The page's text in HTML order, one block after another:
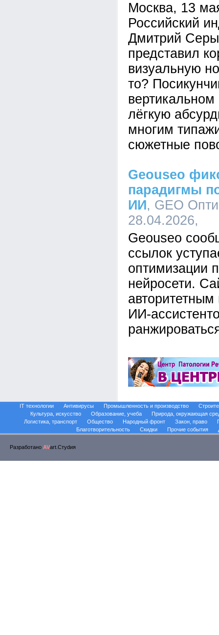
Москва, 13
Российский
Дмитрий
представил
визуальную
то?
лёгкую
многим
сюжетные
Geouseo
парадигмы
ИИ, GEO
28.04.2026,
Geouseo
ссылок
оптимизации
нейросети.
авторитетным
ИИ-
IT технологии Антивирусы Промышленность и производство
Культура, искусство
Образование, учеба
Природа, окружающая
Логистика, транспорт
Общество Народный фронт Закон, право
Благотворительность
Скидки Прочие события
Разработано AVart.Стуdия